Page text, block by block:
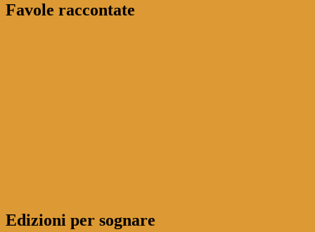
Favole raccontate
Edizioni per sognare